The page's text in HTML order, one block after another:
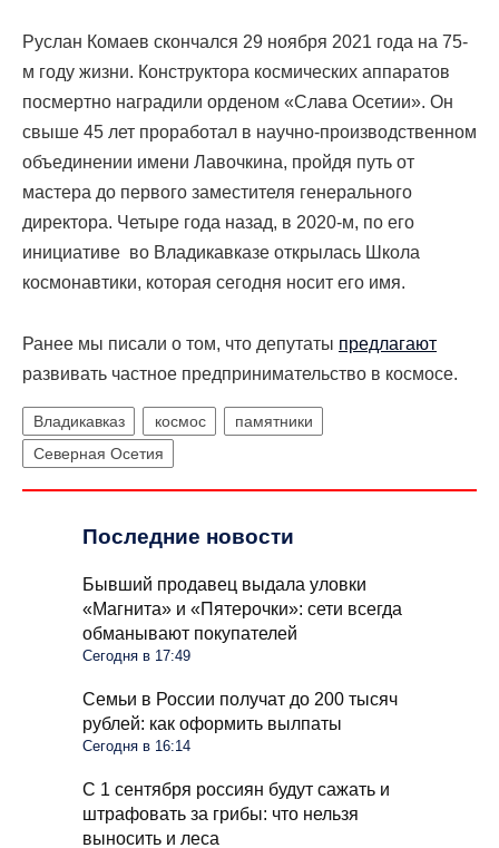
Руслан Комаев скончался 29 ноября 2021 года на 75-
м году жизни. Конструктора космических аппаратов
посмертно наградили орденом «Слава Осетии». Он
свыше 45 лет проработал в научно-производственном
объединении имени Лавочкина, пройдя путь от
мастера до первого заместителя генерального
директора. Четыре года назад, в 2020-м, по его
инициативе во Владикавказе открылась Школа
космонавтики, которая сегодня носит его имя.
Ранее мы писали о том, что депутаты предлагают
развивать частное предпринимательство в космосе.
Владикавказ космос
памятники
Северная Осетия
Последние новости
Бывший продавец выдала уловки
«Магнита» и «Пятерочки»: сети всегда
обманывают покупателей
Сегодня в 17:49
Семьи в России получат до 200 тысяч
рублей: как оформить вылпаты
Сегодня в 16:14
С 1 сентября россиян будут сажать и
штрафовать за грибы: что нельзя
выносить и леса